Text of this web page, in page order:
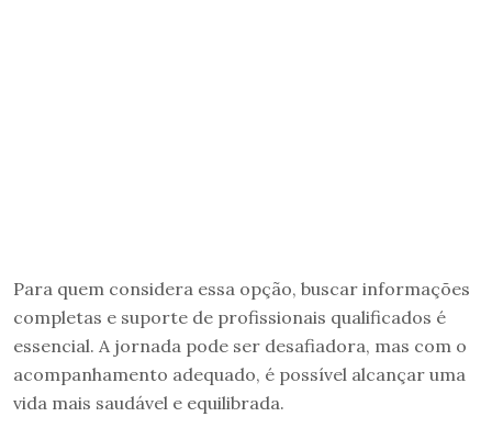
Para quem considera essa opção, buscar informações
completas e suporte de profissionais qualificados é
essencial. A jornada pode ser desafiadora, mas com o
acompanhamento adequado, é possível alcançar uma
vida mais saudável e equilibrada.